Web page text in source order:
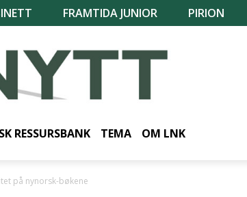
FRAMTIDA JUNIOR PIRION
RESSURSBANK TEMA OM LNK
på nynorsk-bøkene